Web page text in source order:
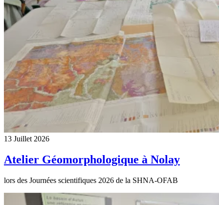
13 Juillet 2026
Atelier Géomorphologique à Nolay
lors des Journées scientifiques 2026 de la SHNA-OFAB